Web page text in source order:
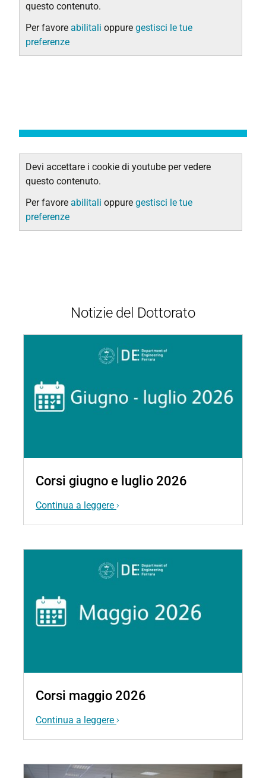
questo contenuto.
Per favore abilitali oppure gestisci le tue
preferenze
Devi accettare i cookie di youtube per vedere
questo contenuto.
Per favore abilitali oppure gestisci le tue
preferenze
Notizie del Dottorato
Corsi giugno e luglio 2026
Continua a leggere
Corsi maggio 2026
Continua a leggere